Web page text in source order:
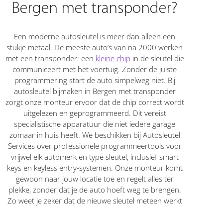
Bergen met transponder?
Een moderne autosleutel is meer dan alleen een
stukje metaal. De meeste auto’s van na 2000 werken
met een transponder: een kleine chip in de sleutel die
communiceert met het voertuig. Zonder de juiste
programmering start de auto simpelweg niet. Bij
autosleutel bijmaken in Bergen met transponder
zorgt onze monteur ervoor dat de chip correct wordt
uitgelezen en geprogrammeerd. Dit vereist
specialistische apparatuur die niet iedere garage
zomaar in huis heeft. We beschikken bij Autosleutel
Services over professionele programmeertools voor
vrijwel elk automerk en type sleutel, inclusief smart
keys en keyless entry-systemen. Onze monteur komt
gewoon naar jouw locatie toe en regelt alles ter
plekke, zonder dat je de auto hoeft weg te brengen.
Zo weet je zeker dat de nieuwe sleutel meteen werkt